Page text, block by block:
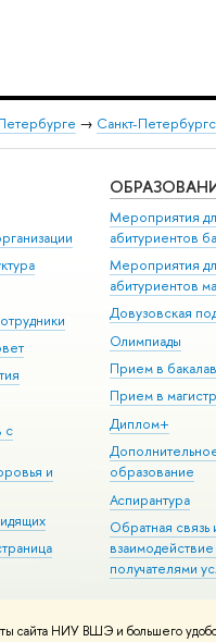
сайта НИУ ВШЭ и большего
→ Санкт-
с
и
Мероприятия
абитуриентов
Мероприятия
абитуриентов
Довузовская
Олимпиады
Прием в
Прием в
Диплом+
образование
Аспирантура
Обратная связь
получателями
Адреса и контакты Условия